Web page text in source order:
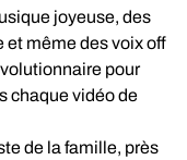
joyeuse, des
même des voix off
pour
chaque vidéo de
de la famille, près